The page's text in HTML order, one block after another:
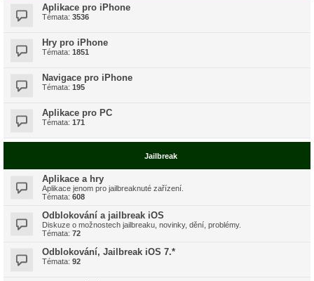
Aplikace pro iPhone
Témata: 3536
Hry pro iPhone
Témata: 1851
Navigace pro iPhone
Témata: 195
Aplikace pro PC
Témata: 171
Jailbreak
Aplikace a hry
Aplikace jenom pro jailbreaknuté zařízení.
Témata: 608
Odblokování a jailbreak iOS
Diskuze o možnostech jailbreaku, novinky, dění, problémy.
Témata: 72
Odblokování, Jailbreak iOS 7.*
Témata: 92